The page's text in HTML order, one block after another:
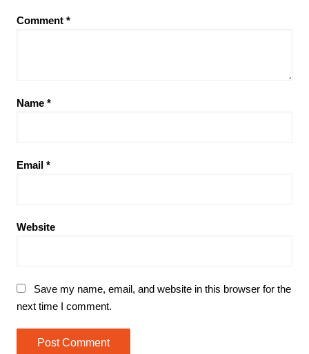
Comment *
Name *
Email *
Website
Save my name, email, and website in this browser for the
next time I comment.